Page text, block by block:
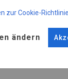
Stahl ca. fi
zur Cookie-Richtlinie
ändern